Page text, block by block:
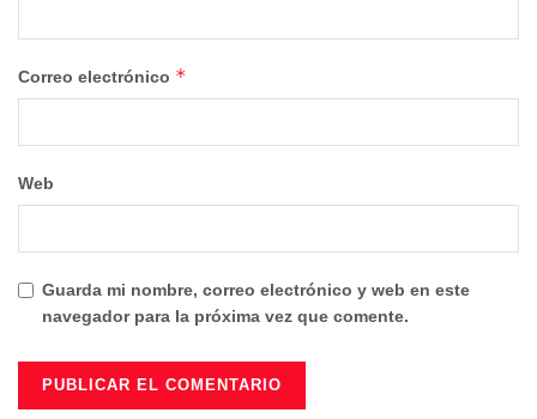
Correo electrónico *
Web
Guarda mi nombre, correo electrónico y web en este
navegador para la próxima vez que comente.